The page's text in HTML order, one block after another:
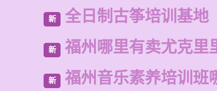
新 全日制古筝培训基地
新 福州哪里有卖尤克里
新 福州音乐素养培训班